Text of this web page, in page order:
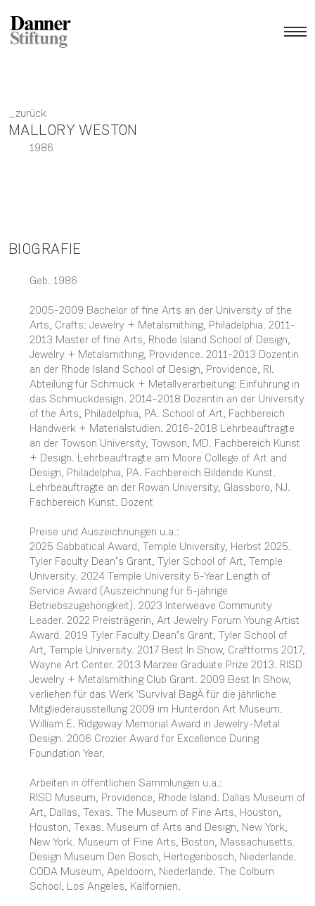
zurück
MALLORY WESTON
1986
BIOGRAFIE
Geb. 1986
2005-2009 Bachelor of fine Arts an der University of the
Arts, Crafts: Jewelry + Metalsmithing, Philadelphia. 2011-
2013 Master of fine Arts, Rhode Island School of Design,
Jewelry + Metalsmithing, Providence. 2011-2013 Dozentin
an der Rhode Island School of Design, Providence, RI.
Abteilung für Schmuck + Metallverarbeitung: Einführung in
das Schmuckdesign. 2014–2018 Dozentin an der University
of the Arts, Philadelphia, PA. School of Art, Fachbereich
Handwerk + Materialstudien. 2016-2018 Lehrbeauftragte
an der Towson University, Towson, MD. Fachbereich Kunst
+ Design. Lehrbeauftragte am Moore College of Art and
Design, Philadelphia, PA. Fachbereich Bildende Kunst.
Lehrbeauftragte an der Rowan University, Glassboro, NJ.
Fachbereich Kunst. Dozent
Preise und Auszeichnungen u.a.:
2025 Sabbatical Award, Temple University, Herbst 2025.
Tyler Faculty Dean’s Grant, Tyler School of Art, Temple
University. 2024 Temple University 5-Year Length of
Service Award (Auszeichnung für 5-jährige
Betriebszugehörigkeit). 2023 Interweave Community
Leader. 2022 Preisträgerin, Art Jewelry Forum Young Artist
Award. 2019 Tyler Faculty Dean’s Grant, Tyler School of
Art, Temple University. 2017 Best In Show, Craftforms 2017,
Wayne Art Center. 2013 Marzee Graduate Prize 2013. RISD
Jewelry + Metalsmithing Club Grant. 2009 Best In Show,
verliehen für das Werk 'Survival BagÄ für die jährliche
Mitgliederausstellung 2009 im Hunterdon Art Museum.
William E. Ridgeway Memorial Award in Jewelry-Metal
Design. 2006 Crozier Award for Excellence During
Foundation Year.
Arbeiten in öffentlichen Sammlungen u.a.:
RISD Museum, Providence, Rhode Island. Dallas Museum of
Art, Dallas, Texas. The Museum of Fine Arts, Houston,
Houston, Texas. Museum of Arts and Design, New York,
New York. Museum of Fine Arts, Boston, Massachusetts.
Design Museum Den Bosch, Hertogenbosch, Niederlande.
CODA Museum, Apeldoorn, Niederlande. The Colburn
School, Los Angeles, Kalifornien.